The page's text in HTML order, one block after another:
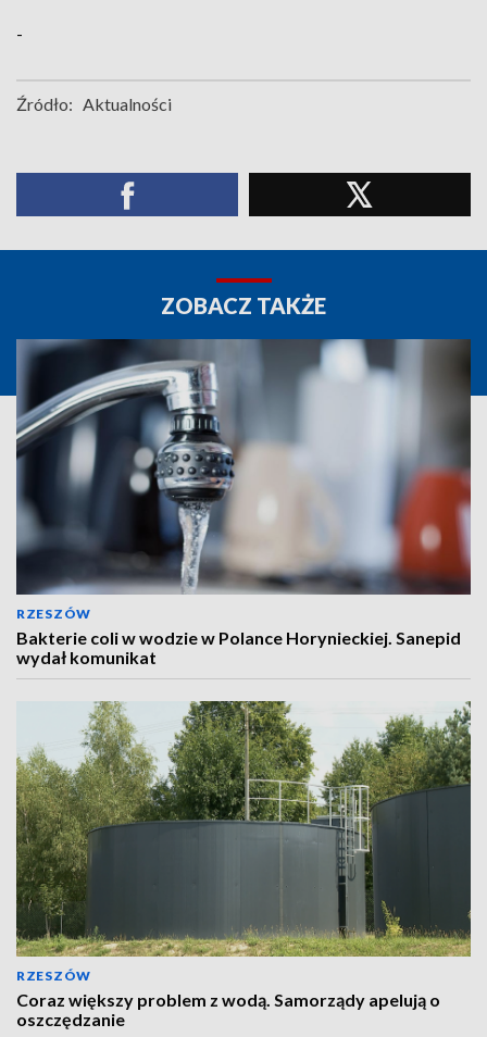
-
Źródło: Aktualności
ZOBACZ TAKŻE
RZESZÓW
Bakterie coli w wodzie w Polance Horynieckiej. Sanepid
wydał komunikat
RZESZÓW
Coraz większy problem z wodą. Samorządy apelują o
oszczędzanie